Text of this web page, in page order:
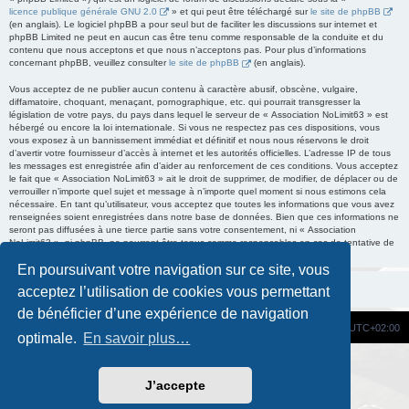
En poursuivant votre navigation sur ce site, vous
acceptez l’utilisation de cookies vous permettant
de bénéficier d’une expérience de navigation
optimale. En savoir plus…
J’accepte
licence publique générale GNU 2.0
» et qui peut être téléchargé surle site de phpBB
(en anglais). Le logiciel phpBB a pour seul but de faciliter les discussions sur internet et
phpBB Limited ne peut en aucun cas être tenu comme responsable de la conduite et du
contenu que nous acceptons et que nous n’acceptons pas. Pour plus d’informations
concernant phpBB, veuillez consulter le site de phpBB (en anglais).
Vous acceptez de ne publier aucun contenu à caractère abusif, obscène, vulgaire,
diffamatoire, choquant, menaçant, pornographique, etc. qui pourrait transgresser la
législation de votre pays, du pays dans lequel le serveur de « Association NoLimit63 » est
hébergé ou encore la loi internationale. Si vous ne respectez pas ces dispositions, vous
vous exposez à un bannissement immédiat et définitif et nous nous réservons le droit
d’avertir votre fournisseur d’accès à internet et les autorités officielles. L’adresse IP de tous
les messages est enregistrée afin d’aider au renforcement de ces conditions. Vous acceptez
le fait que « Association NoLimit63 » ait le droit de supprimer, de modifier, de déplacer ou de
verrouiller n’importe quel sujet et message à n’importe quel moment si nous estimons cela
nécessaire. En tant qu’utilisateur, vous acceptez que toutes les informations que vous avez
renseignées soient enregistrées dans notre base de données. Bien que ces informations ne
seront pas diffusées à une tierce partie sans votre consentement, ni « Association
NoLimit63 », ni phpBB, ne pourront être tenus comme responsables en cas de tentative de
UTC+02:00
extension pour phpBB